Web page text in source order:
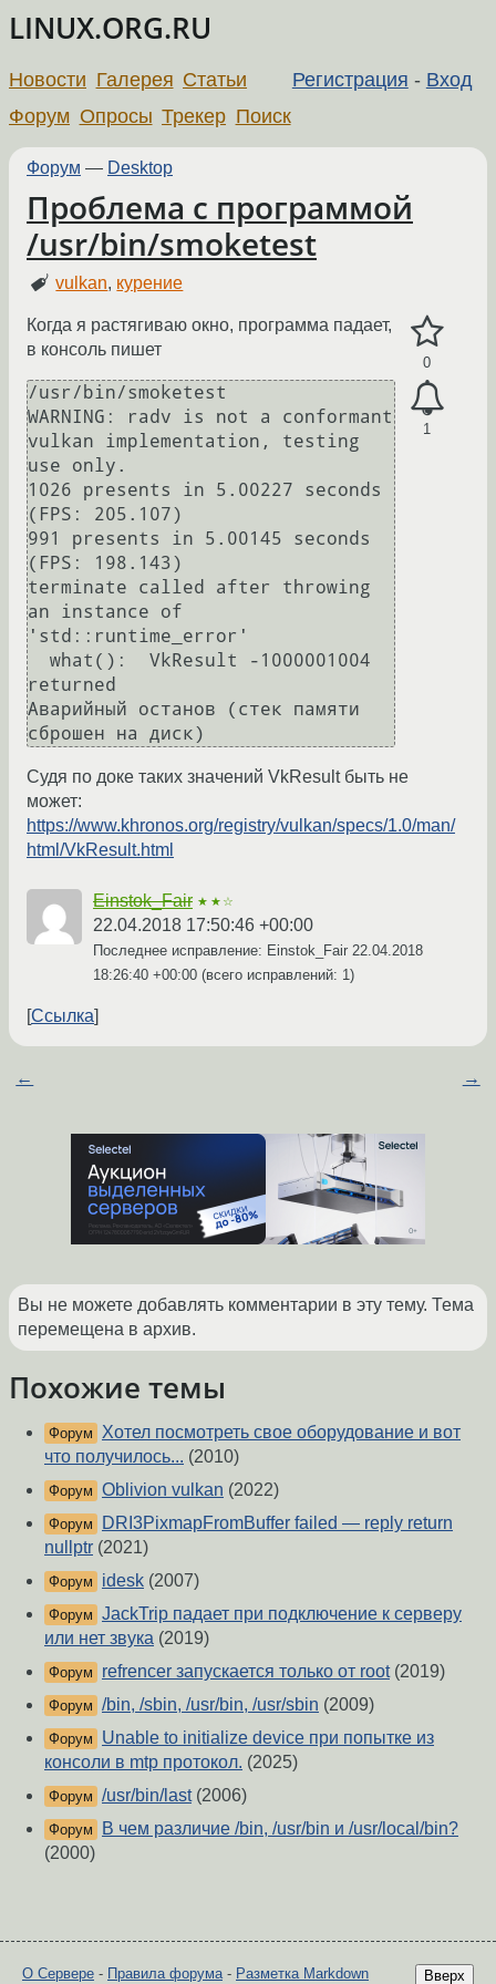
LINUX.ORG.RU
Регистрация - Вход
Новости Галерея Статьи
Форум Опросы Трекер Поиск
Форум — Desktop
Проблема с программой
/usr/bin/smoketest
vulkan, курение
0
1
Когда я растягиваю окно, программа падает,
в консоль пишет
/usr/bin/smoketest
WARNING: radv is not a conformant
vulkan implementation, testing
use only.
1026 presents in 5.00227 seconds
(FPS: 205.107)
991 presents in 5.00145 seconds
(FPS: 198.143)
terminate called after throwing
an instance of
'std::runtime_error'
returned
Аварийный останов (стек памяти
Судя по доке таких значений VkResult быть не
может:
https://www.khronos.org/registry/vulkan/specs/1.0/man/
html/VkResult.html
Einstok_Fair ★★☆
22.04.2018 17:50:46 +00:00
Последнее исправление: Einstok_Fair 22.04.2018
18:26:40 +00:00 (всего исправлений: 1)
Ссылка
← →
Вы не можете добавлять комментарии в эту тему. Тема
перемещена в архив.
Похожие темы
Форум
Хотел посмотреть свое оборудование и вот
что получилось... (2010)
Форум Oblivion vulkan (2022)
Форум
DRI3PixmapFromBuffer failed — reply return
nullptr (2021)
Форум idesk (2007)
Форум JackTrip падает при подключение к серверу
или нет звука (2019)
Форум refrencer запускается только от root(2019)
Форум /bin, /sbin, /usr/bin, /usr/sbin (2009)
Форум
Unable to initialize device при попытке из
консоли в mtp протокол. (2025)
Форум /usr/bin/last(2006)
Форум
В чем различие /bin, /usr/bin и /usr/local/bin?
(2000)
Вверх
О Сервере - Правила форума- Разметка Markdown